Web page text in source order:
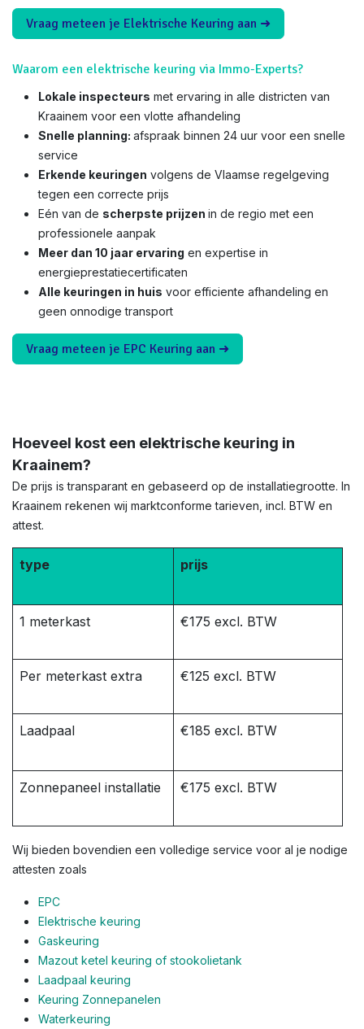
Vraag meteen je Elektrische Keuring aan ➜
Waarom een elektrische keuring via Immo-Experts?
Lokale inspecteurs met ervaring in alle districten van
Kraainem voor een vlotte afhandeling
Snelle planning: afspraak binnen 24 uur voor een snelle
service
Erkende keuringen volgens de Vlaamse regelgeving
tegen een correcte prijs
Eén van de scherpste prijzen in de regio met een
professionele aanpak
Meer dan 10 jaar ervaring en expertise in
energieprestatiecertificaten
Alle keuringen in huis voor efficiente afhandeling en
geen onnodige transport
Vraag meteen je EPC Keuring aan ➜
Hoeveel kost een elektrische keuring in
Kraainem?
De prijs is transparant en gebaseerd op de installatiegrootte. In
Kraainem rekenen wij marktconforme tarieven, incl. BTW en
attest.
type prijs
1 meterkast €175 excl. BTW
Per meterkast extra €125 excl. BTW
Laadpaal €185 excl. BTW
Zonnepaneel installatie €175 excl. BTW
Wij bieden bovendien een volledige service voor al je nodige
attesten zoals
EPC
Elektrische keuring
Gaskeuring
Mazout ketel keuring of stookolietank
Laadpaal keuring
Keuring Zonnepanelen
Waterkeuring